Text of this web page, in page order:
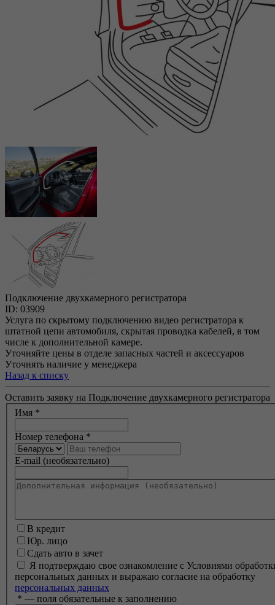
Подключение двухкамерного регистратора
ID: 03909
Услуга по скрытому подключению видео регистратора к
штатной цепи автомобиля, скрытая проводка кабелей, в том
числе к дополнительной камере.
Уточняйте цены в отделе запасных частей и аксессуаров
Уточнять наличие у менеджера
Назад к списку
Оставить заявку на Подключение двухкамерного регистратора
Имя *
Номер телефона *
E-mail (необязательно)
В кредит
Юр. лицо
Сдать авто в зачет
Я подтверждаю свое ознакомление с Условиями
персональных данных и выражаю согласие на обработку
персональных данных
* — поля обязательные к заполнению